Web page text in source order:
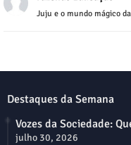
Juju e o mundo mágico
Destaques da Semana
Vozes da Sociedade:
julho 30, 2026